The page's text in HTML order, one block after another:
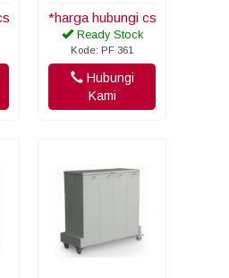
*harga hubungi cs
Ready Stock
Kode: PF 361
Hubungi
Kami